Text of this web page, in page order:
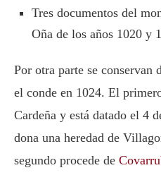
Tres documentos del
Oña de los años 1020 y
Por otra parte se conservan
el conde en 1024. El
Cardeña y está datado el 4
dona una heredad de
segundo procede de